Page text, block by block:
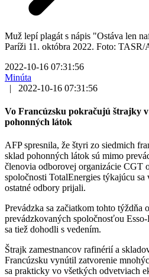
Muž lepí plagát s nápis "Ostáva len
Paríži 11. októbra 2022. Foto: TASR/
2022-10-16 07:31:56
Minúta
|
2022-10-16 07:31:56
Vo Francúzsku pokračujú štrajky
pohonných látok
AFP spresnila, že štyri zo siedmich
sklad pohonných látok sú mimo
členovia odborovej organizácie CGT
spoločnosti TotalEnergies týkajúcu
ostatné odbory prijali.
Prevádzka sa začiatkom tohto týždňa
prevádzkovaných spoločnosťou
sa tiež dohodli s vedením.
Štrajk zamestnancov rafinérií a
Francúzsku vynútil zatvorenie
sa prakticky vo všetkých odvetviach